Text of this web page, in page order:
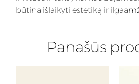
būtina išlaikyti estetiką ir
Panašūs